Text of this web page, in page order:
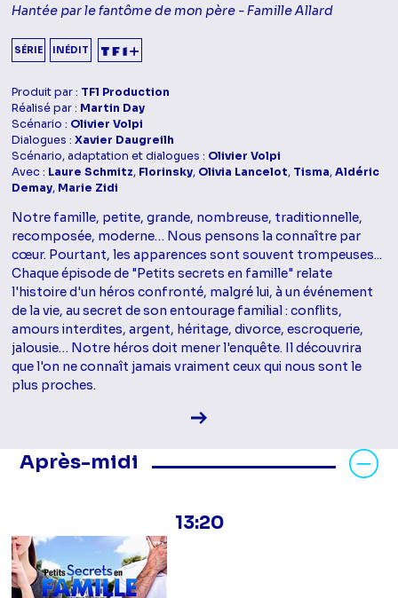
Hantée par le fantôme de mon père - Famille Allard
SÉRIE INÉDIT
Produit par : TF1 Production
Réalisé par : Martin Day
Scénario : Olivier Volpi
Dialogues :Xavier Daugreilh
Scénario, adaptation et dialogues : Olivier Volpi
Avec : Laure Schmitz, Florinsky, Olivia Lancelot, Tisma,Aldéric
Demay, Marie Zidi
Notre famille, petite, grande, nombreuse, traditionnelle,
recomposée, moderne… Nous pensons la connaître par
cœur. Pourtant, les apparences sont souvent trompeuses...
Chaque épisode de "Petits secrets en famille" relate
l'histoire d'un héros confronté, malgré lui, à un événement
de la vie, au secret de son entourage familial : conflits,
amours interdites, argent, héritage, divorce, escroquerie,
jalousie… Notre héros doit mener l'enquête. Il découvrira
que l'on ne connaît jamais vraiment ceux qui nous sont le
plus proches.
Voir la fiche diffusion
Après-midi
Masquer les programmes Après-
13:20